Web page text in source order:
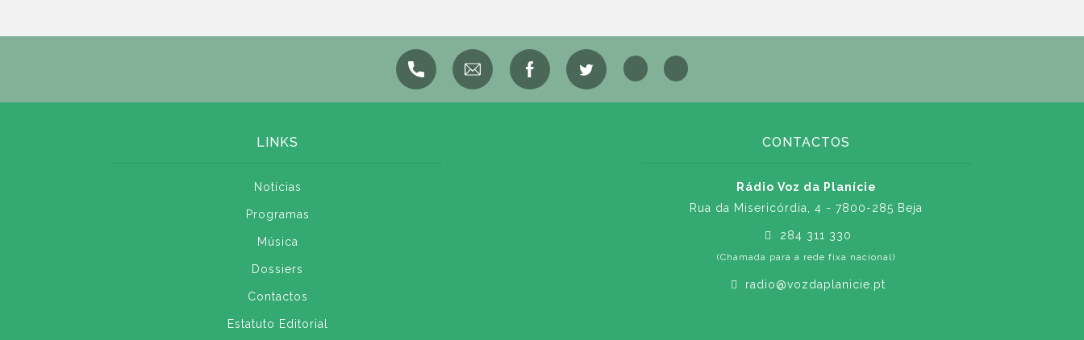
LINKS
Notícias
Programas
Música
Dossiers
Contactos
Estatuto Editorial
CONTACTOS
Rádio Voz da Planície
Rua da Misericórdia, 4 - 7800-285 Beja
284 311 330
(Chamada para a rede fixa nacional)
radio@vozdaplanicie.pt